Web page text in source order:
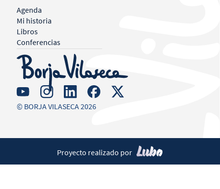
© BORJA VILASECA 2026
Agenda
Mi historia
Libros
Conferencias
Proyecto realizado por